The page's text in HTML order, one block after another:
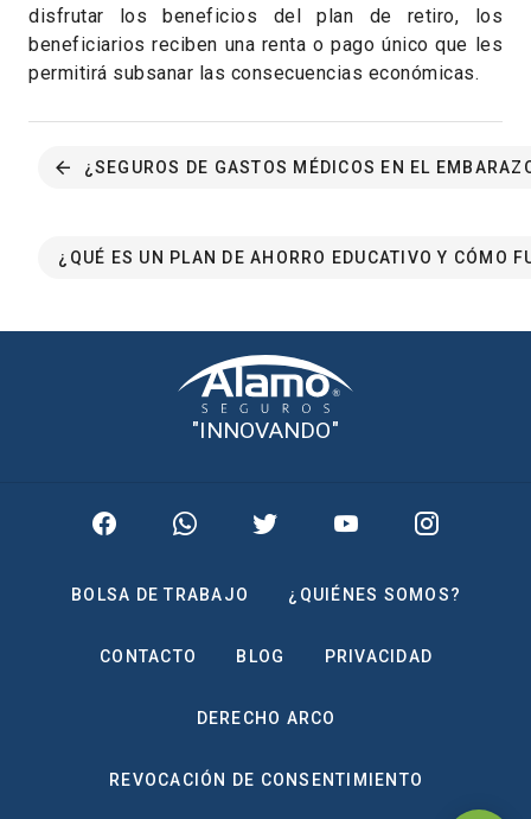
disfrutar los beneficios del plan de retiro, los
beneficiarios reciben una renta o pago único que les
permitirá subsanar las consecuencias económicas.
¿SEGUROS DE GASTOS MÉDICOS EN EL
¿QUÉ ES UN PLAN DE AHORRO EDUCATIVO Y CÓMO
"INNOVANDO"
BOLSA DE TRABAJO ¿QUIÉNES SOMOS?
CONTACTO BLOG PRIVACIDAD
DERECHO ARCO
REVOCACIÓN DE CONSENTIMIENTO